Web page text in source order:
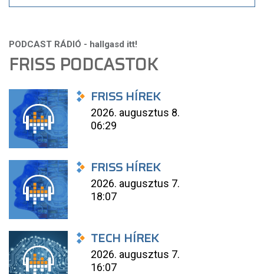
FRISS PODCASTOK
FRISS HÍREK
2026. augusztus 8.
06:29
FRISS HÍREK
2026. augusztus 7.
18:07
TECH HÍREK
2026. augusztus 7.
16:07